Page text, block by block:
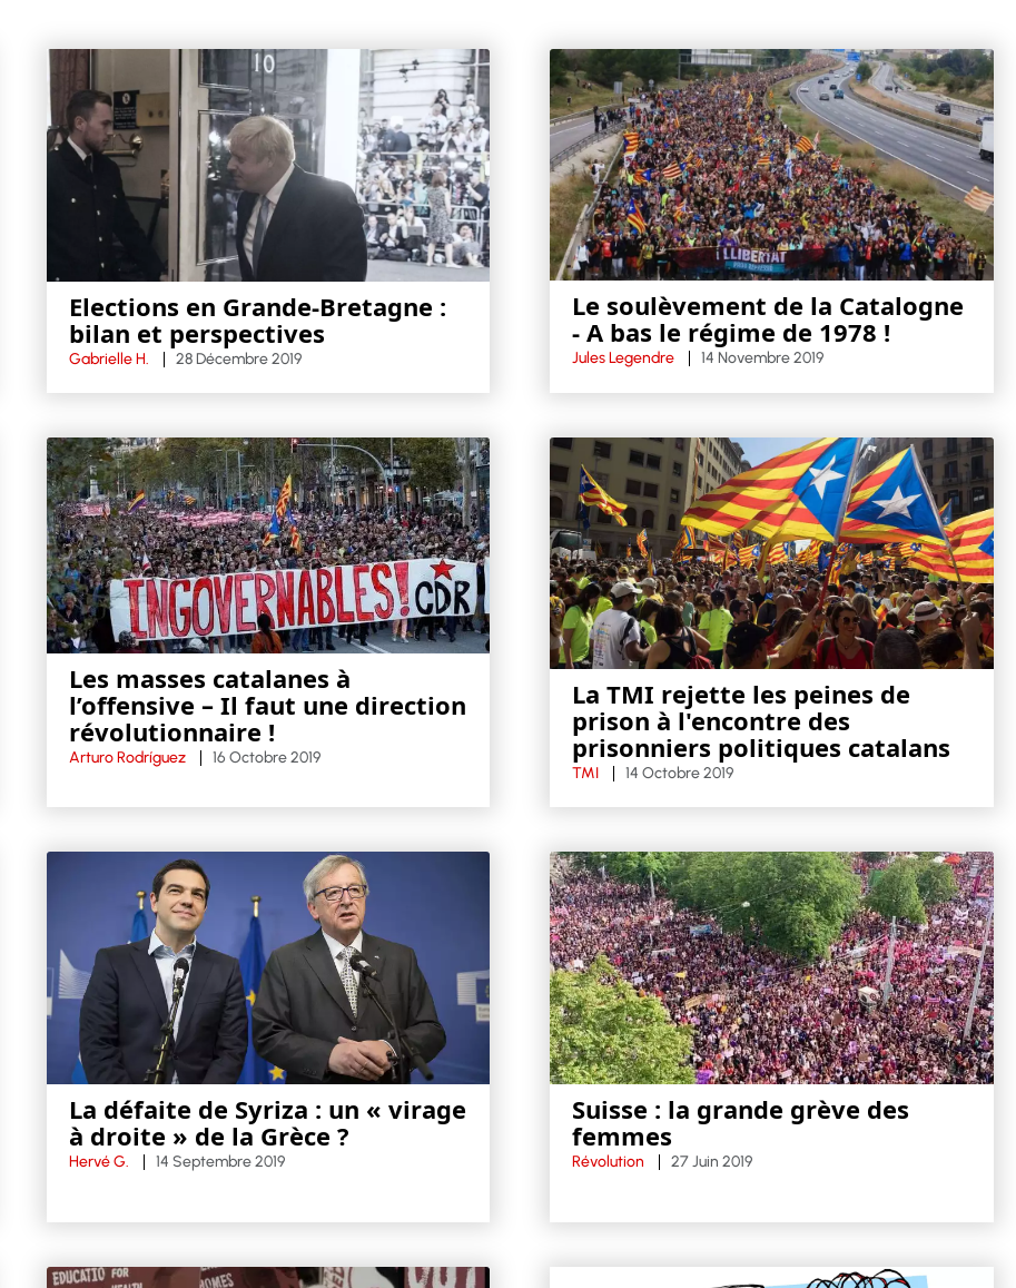
Elections en Grande-Bretagne :
bilan et perspectives
Gabrielle H. 28 Décembre 2019
Le soulèvement de la Catalogne
- A bas le régime de 1978 !
Jules Legendre 14 Novembre 2019
Les masses catalanes à
l’offensive – Il faut une direction
révolutionnaire !
Arturo Rodríguez 16 Octobre 2019
La TMI rejette les peines de
prison à l'encontre des
prisonniers politiques catalans
TMI 14 Octobre 2019
La défaite de Syriza : un « virage
à droite » de la Grèce ?
Hervé G. 14 Septembre 2019
Suisse : la grande grève des
femmes
Révolution 27 Juin 2019